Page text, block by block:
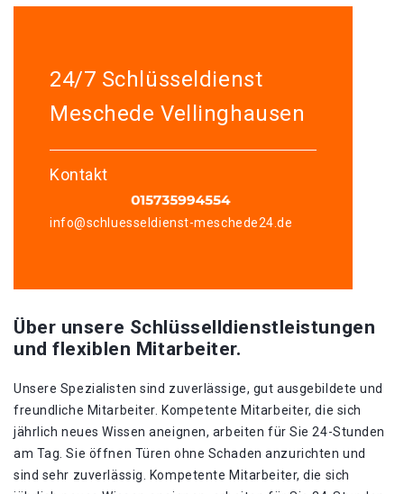
24/7 Schlüsseldienst
Meschede Vellinghausen
Kontakt
info@schluesseldienst-meschede24.de
Über unsere Schlüsselldienstleistungen
und flexiblen Mitarbeiter.
Unsere Spezialisten sind zuverlässige, gut ausgebildete und
freundliche Mitarbeiter. Kompetente Mitarbeiter, die sich
jährlich neues Wissen aneignen, arbeiten für Sie 24-Stunden
am Tag. Sie öffnen Türen ohne Schaden anzurichten und
sind sehr zuverlässig. Kompetente Mitarbeiter, die sich